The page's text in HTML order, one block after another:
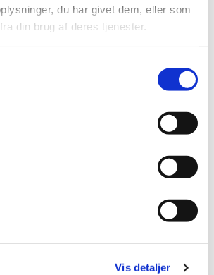
du har givet dem, eller som
din brug af deres tjenester.
Vis detaljer